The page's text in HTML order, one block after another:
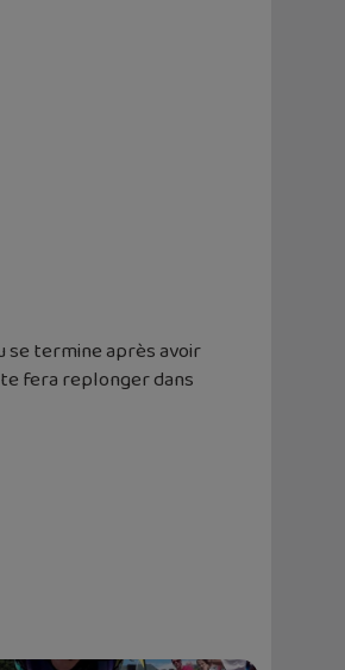
se termine après avoir
te fera replonger dans